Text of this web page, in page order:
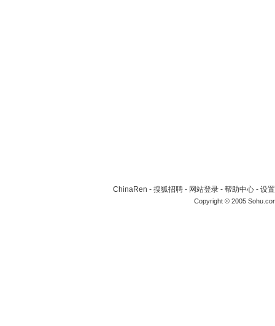
ChinaRen - 搜狐招聘 - 网站登录 - 帮助中心 - 设
Copyright © 2005